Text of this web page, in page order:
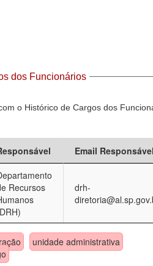
dos Funcionários
o Histórico de Cargos dos
Email
Recursos
drh-
unidade administrativa